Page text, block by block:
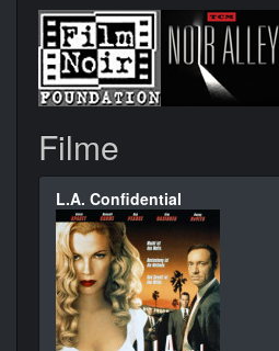
Filme
L.A. Confidential